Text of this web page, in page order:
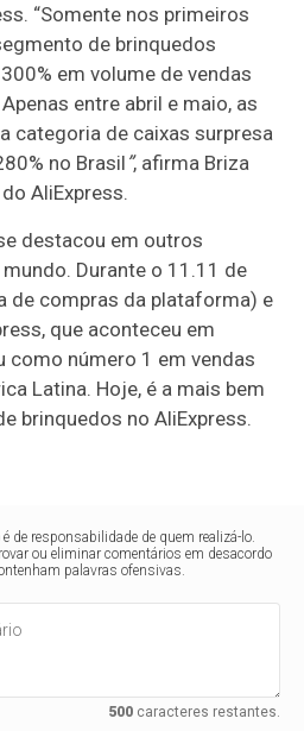
“Somente nos primeiros
de brinquedos
em volume de vendas
entre abril e maio, as
categoria de caixas surpresa
no Brasil ”, afirma Briza
AliExpress.
destacou em outros
Durante o 11.11 de
de compras da plataforma) e
que aconteceu em
como número 1 em vendas
Latina. Hoje, é a mais bem
brinquedos no AliExpress.
de responsabilidade de quem realizá-lo.
ou eliminar comentários em desacordo
palavras ofensivas.
500caracteres restantes.